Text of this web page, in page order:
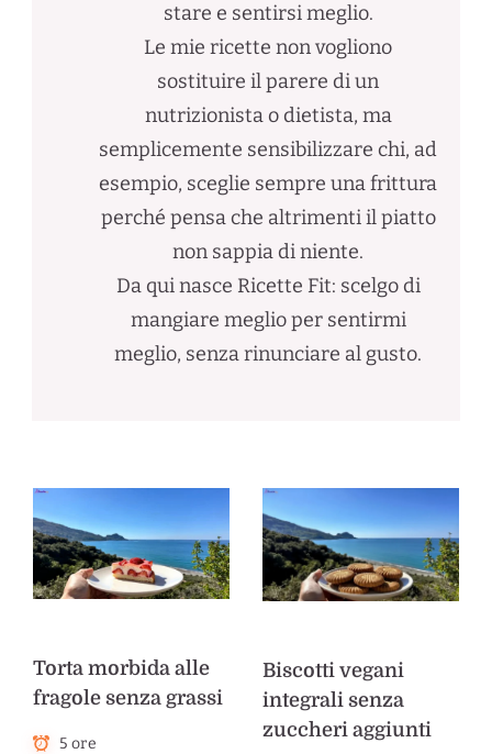
stare e sentirsi meglio.
Le mie ricette non vogliono
sostituire il parere di un
nutrizionista o dietista, ma
semplicemente sensibilizzare chi, ad
esempio, sceglie sempre una frittura
perché pensa che altrimenti il piatto
non sappia di niente.
Da qui nasce Ricette Fit: scelgo di
mangiare meglio per sentirmi
meglio, senza rinunciare al gusto.
Torta morbida alle
fragole senza grassi
5 ore
Biscotti vegani
integrali senza
zuccheri aggiunti